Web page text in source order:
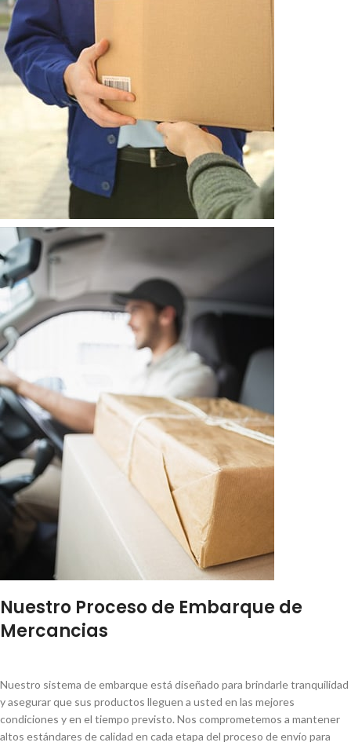
Nuestro Proceso de Embarque de
Mercancias
Nuestro sistema de embarque está diseñado para brindarle tranquilidad
y asegurar que sus productos lleguen a usted en las mejores
condiciones y en el tiempo previsto. Nos comprometemos a mantener
altos estándares de calidad en cada etapa del proceso de envío para